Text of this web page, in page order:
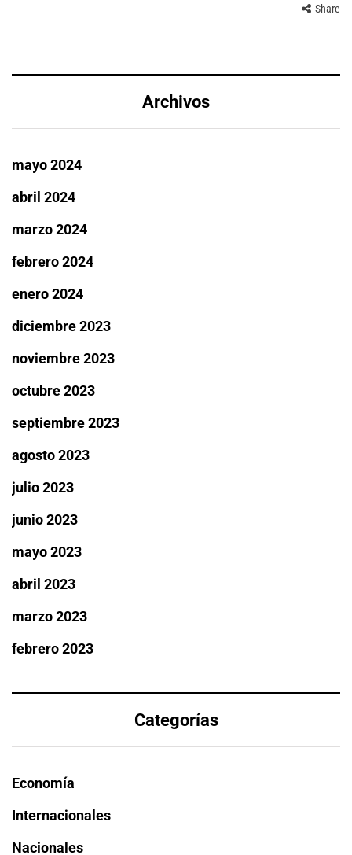
Share
Archivos
mayo 2024
abril 2024
marzo 2024
febrero 2024
enero 2024
diciembre 2023
noviembre 2023
octubre 2023
septiembre 2023
agosto 2023
julio 2023
junio 2023
mayo 2023
abril 2023
marzo 2023
febrero 2023
Categorías
Economía
Internacionales
Nacionales